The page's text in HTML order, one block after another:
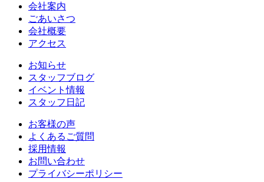
会社案内
ごあいさつ
会社概要
アクセス
お知らせ
スタッフブログ
イベント情報
スタッフ日記
お客様の声
よくあるご質問
採用情報
お問い合わせ
プライバシーポリシー